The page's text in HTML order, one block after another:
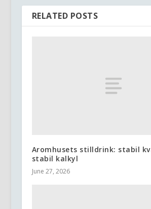
RELATED POSTS
Aromhusets stilldrink: stabil
stabil kalkyl
June 27, 2026